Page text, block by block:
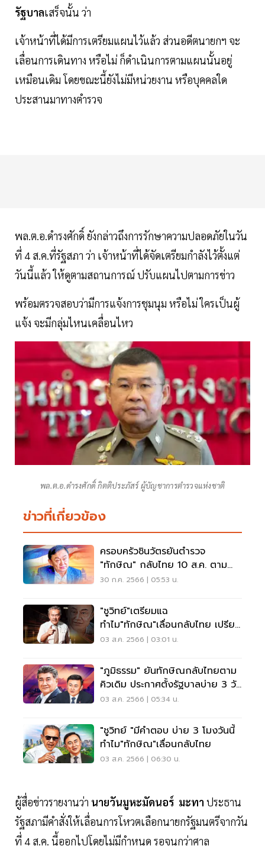
รัฐบาลเสร็จนั้น ว่า
เจ้าหน้าที่ได้มีการเตรียมแผนไว้แล้ว ส่วนอดีตนายกฯ จะ
เลื่อนการเดินทาง หรือไม่ ก็ดำเนินการตามแผนนั้นอยู่
เหมือนเดิม โดยขณะนี้ยังไม่มีหน่วยงาน หรือบุคคลใด
ประสานมาทางตำรวจ
พล.ต.อ.ดำรงศักดิ์ ยังกล่าวถึงการรักษาความปลอดภัยในวัน
ที่ 4 ส.ค.ที่รัฐสภา ว่า เจ้าหน้าที่ได้จัดเตรียมกำลังไว้ตั้งแต่
วันนี้แล้ว ให้ดูตามสถานการณ์ ปรับแผนไปตามการข่าว
พร้อมตรวจสอบว่ามีการแจ้งการชุมนุม หรือไม่ ใครเป็นผู้
แจ้ง จะมีกลุ่มไหนเคลื่อนไหว
พล.ต.อ.ดำรงศักดิ์ กิตติประภัสร์ ผู้บัญชาการตำรวจแห่งชาติ
ข่าวที่เกี่ยวข้อง
ครอบครัวชินวัตรยันตำรวจ
"ทักษิณ" กลับไทย 10 ส.ค. ตาม
กำหนดเดิม
30 ก.ค. 2566 | 05:53 น.
"ชูวิทย์"เตรียมแฉ
ทำไม"ทักษิณ"เลื่อนกลับไทย เปรียบ
เพื่อไทยเป็นเรือรั่ว
03 ส.ค. 2566 | 03:01 น.
"ภูมิธรรม" ยันทักษิณกลับไทยตาม
คิวเดิม ประกาศตั้งรัฐบาลบ่าย 3 วัน
นี้
03 ส.ค. 2566 | 05:34 น.
"ชูวิทย์ "มีคำตอบ บ่าย 3 โมงวันนี้
ทำไม"ทักษิณ"เลื่อนกลับไทย
03 ส.ค. 2566 | 06:30 น.
ผู้สื่อข่าวรายงานว่า นายวันมูหะมัดนอร์ มะทา ประธาน
รัฐสภามีคำสั่งให้เลื่อนการโหวตเลือกนายกรัฐมนตรีจากวัน
ที่ 4 ส.ค. นี้ออกไปโดยไม่มีกำหนด รอจนกว่าศาล